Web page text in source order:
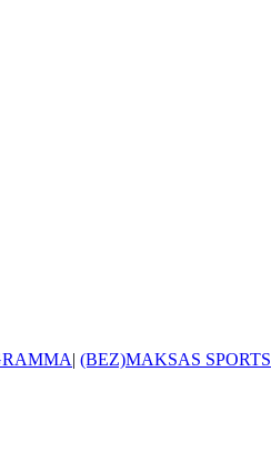
| (BEZ)MAKSAS SPORTS